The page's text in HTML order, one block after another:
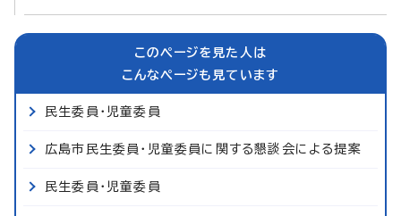
このページを見た人は
こんなページも見ています
民生委員・児童委員
広島市民生委員・児童委員に関する懇談会による提案
民生委員・児童委員